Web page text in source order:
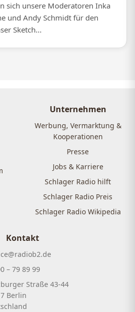
sich unsere Moderatoren Inka
und Andy Schmidt für den
Sketch...
Unternehmen
Werbung, Vermarktung &
Kooperationen
Presse
Jobs & Karriere
Schlager Radio hilft
Schlager Radio Preis
Schlager Radio Wikipedia
Kontakt
– 79 89 99
Straße 43-44
Berlin